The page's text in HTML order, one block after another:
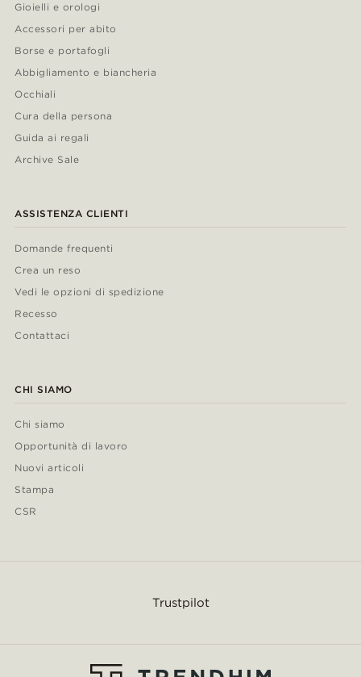
Gioielli e orologi
Accessori per abito
Borse e portafogli
Abbigliamento e biancheria
Occhiali
Cura della persona
Guida ai regali
Archive Sale
ASSISTENZA CLIENTI
Domande frequenti
Crea un reso
Vedi le opzioni di spedizione
Recesso
Contattaci
CHI SIAMO
Chi siamo
Opportunità di lavoro
Nuovi articoli
Stampa
CSR
Trustpilot